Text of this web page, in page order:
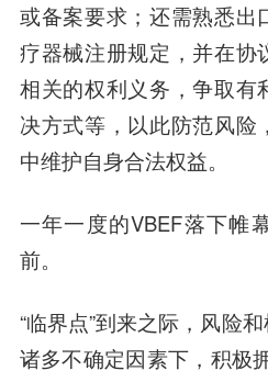
或备案要求；还需熟悉出
疗器械注册规定，并在协
相关的权利义务，争取有
决方式等，以此防范风险
中维护自身合法权益。
一年一度的VBEF落下帷
前。
“临界点”到来之际，风险
诸多不确定因素下，积极